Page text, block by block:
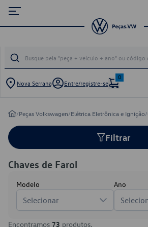
Nova Serrana Entre/registre-se
0
/Peças Volkswagen/Elétrica Eletrônica e Ignição/
Filtrar
Chaves de Farol
Modelo
Selecionar
Ano
Encontramos 73 produtos.